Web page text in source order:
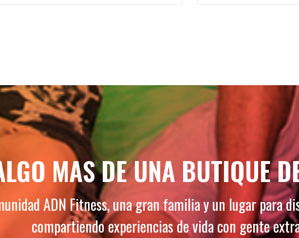
MAS DE UNA BUTIQUE
ADN Fitness, una gran familia y un lugar para
compartiendo experiencias de vida con gente